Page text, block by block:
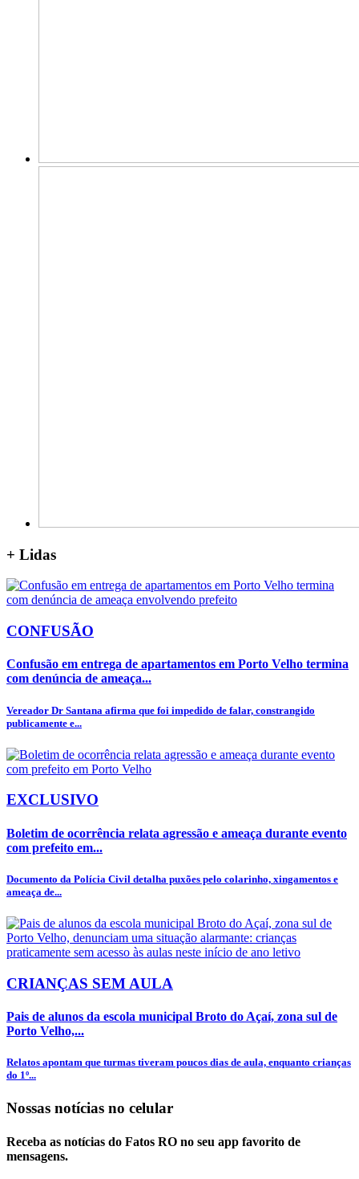
+ Lidas
CONFUSÃO
Confusão em entrega de apartamentos em Porto Velho termina
com denúncia de ameaça...
Vereador Dr Santana afirma que foi impedido de falar, constrangido
publicamente e...
EXCLUSIVO
Boletim de ocorrência relata agressão e ameaça durante evento
com prefeito em...
Documento da Polícia Civil detalha puxões pelo colarinho, xingamentos e
ameaça de...
CRIANÇAS SEM AULA
Pais de alunos da escola municipal Broto do Açaí, zona sul de
Porto Velho,...
Relatos apontam que turmas tiveram poucos dias de aula, enquanto crianças
do 1º...
Nossas notícias no celular
Receba as notícias do Fatos RO no seu app favorito de
mensagens.